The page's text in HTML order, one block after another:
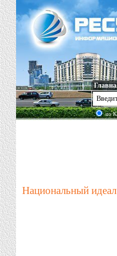
по
Национальный